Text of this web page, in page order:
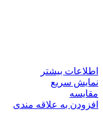
اطلاعات بیشتر
نمایش سریع
مقايسه
افزودن به علاقه مندی